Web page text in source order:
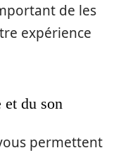
de les
expérience
et du son
permettent